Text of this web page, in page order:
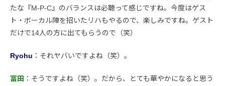
たな『M-P-C』のバランスは必聴って感じですね。今度はゲス
ト・ボーカル陣を招いたリハもやるので、楽しみですね。ゲスト
だけで14人の方に出てもらうので（笑）
Ryohu ：それヤバいですよね（笑）。
冨田 ：そうですよね（笑）。だから、とても華やかになると思う